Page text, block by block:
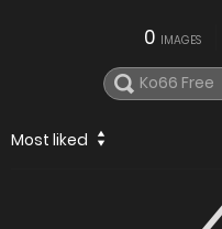
0 IMAGES
Most liked